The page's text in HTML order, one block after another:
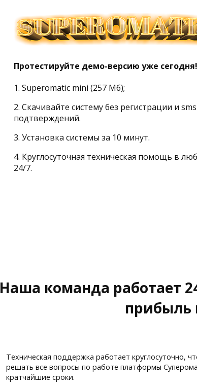
Протестируйте демо-версию уже сегодня!
1. Superomatic mini (257 Мб);
2. Скачивайте систему без регистрации и sms
подтверждений.
3. Установка системы за 10 минут.
4. Круглосуточная техническая помощь в
24/7.
Наша команда работает
прибыль
Техническая поддержка работает круглосуточно,
решать все вопросы по работе платформы
кратчайшие сроки.